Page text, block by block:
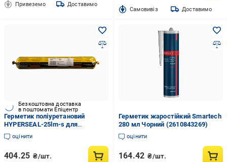
Привеземо Доставимо
Cамовивіз Доставимо
Безкоштовна доставка
в поштомати Епіцентр
Герметик поліуретановий
HYPERSEAL-25lm-s для
ущільнення та запечатування
швів 600 мл Сірий (00-00000480)
оцінити
404.25 ₴/шт.
Герметик жаростійкий Smartech
280 мл Чорний (2610843269)
оцінити
164.42 ₴/шт.